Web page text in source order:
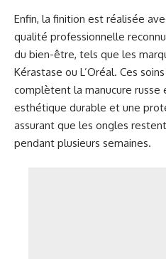
Enfin, la finition est réalisée
qualité professionnelle
du bien-être, tels que les
Kérastase ou L’Oréal. Ces
complètent la manucure russe
esthétique durable et une
assurant que les ongles
pendant plusieurs semaines.